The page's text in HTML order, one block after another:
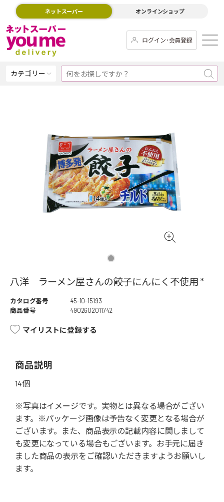
ネットスーパー オンラインショップ
ログイン･会員登録
カテゴリー
八洋 ラーメン屋さんの餃子にんにく不使用 *
カタログ番号
45-10-15193
商品番号
4902602011742
マイリストに登録する
商品説明
14個
※写真はイメージです。実物とは異なる場合がござい
ます。※パッケージ画像は予告なく変更となる場合が
ございます。また、商品表示の記載内容に関しまして
も変更になっている場合もございます。お手元に届き
ました商品の表示をご確認いただきますようお願いし
ます。